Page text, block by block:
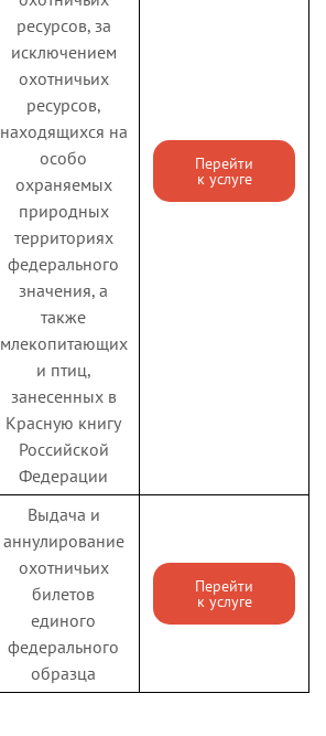
Ленинградской
Государственная
услуга по
назначению
единовременного
пособия при
рождении ребенка
на приобретение
товаров детского
ассортимента и
продуктов детского
питания
Государственная
услуга по
назначению
ежемесячного
пособия на
приобретение
товаров детского
ассортимента и
к услуге
юридических лиц
за исключением
выписок,
сведения
ограниченного
ресурсов, за
исключением
охотничьих
ресурсов,
находящихся на
особо
охраняемых
природных
территориях
федерального
значения, а
также
млекопитающих
и птиц,
занесенных в
Красную книгу
Российской
Федерации
Перейти
к услуге
Выдача и
аннулирование
охотничьих
билетов
единого
федерального
образца
Перейти
к услуге